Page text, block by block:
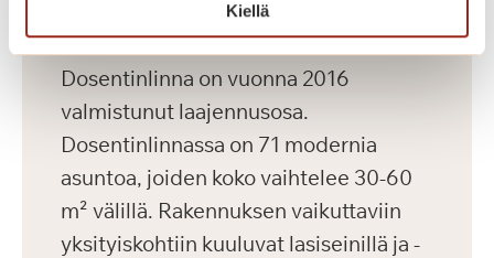
Kiellä
Dosentinlinna
Dosentinlinna on vuonna 2016
valmistunut laajennusosa.
Dosentinlinnassa on 71 modernia
asuntoa, joiden koko vaihtelee 30-60
m² välillä. Rakennuksen vaikuttaviin
yksityiskohtiin kuuluvat lasiseinillä ja -